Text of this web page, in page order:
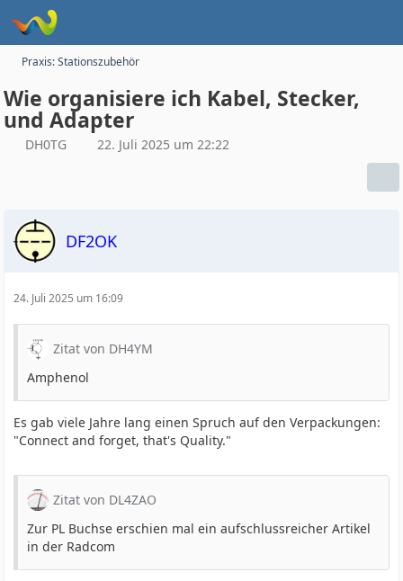
Praxis: Stationszubehör
Wie organisiere ich Kabel, Stecker,
und Adapter
DH0TG 22. Juli 2025 um 22:22
DF2OK
24. Juli 2025 um 16:09
Zitat von DH4YM
Amphenol
Es gab viele Jahre lang einen Spruch auf den Verpackungen:
"Connect and forget, that's Quality."
Zitat von DL4ZAO
Zur PL Buchse erschien mal ein aufschlussreicher Artikel
in der Radcom